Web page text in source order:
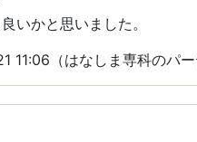
いかと思いました。
（はなしま専科のパー